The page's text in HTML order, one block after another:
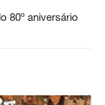
80º aniversário